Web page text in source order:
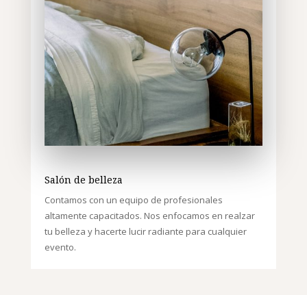
Salón de belleza
Contamos con un equipo de profesionales
altamente capacitados. Nos enfocamos en realzar
tu belleza y hacerte lucir radiante para cualquier
evento.